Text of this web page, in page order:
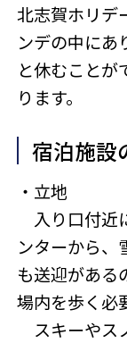
北志賀ホリデ
ンデの中にあ
と休むことが
ります。
宿泊施設
・立地
入り口付近
ンターから、
も送迎がある
場内を歩く必
スキーやス